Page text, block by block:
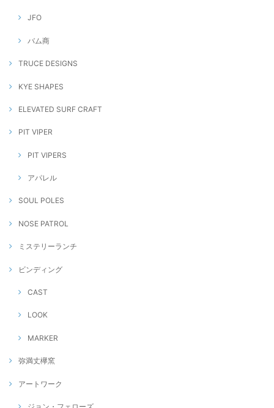
JFO
バム商
TRUCE DESIGNS
KYE SHAPES
ELEVATED SURF CRAFT
PIT VIPER
PIT VIPERS
アパレル
SOUL POLES
NOSE PATROL
ミステリーランチ
ビンディング
CAST
LOOK
MARKER
弥満丈欅窯
アートワーク